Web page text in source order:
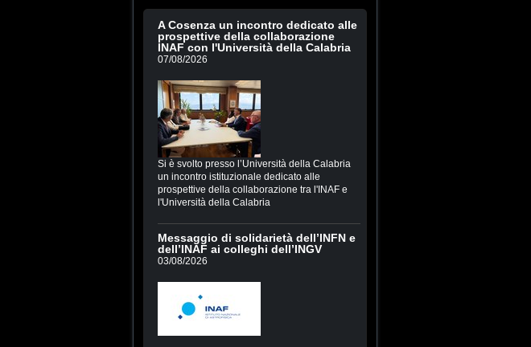
A Cosenza un incontro dedicato alle
prospettive della collaborazione
INAF con l'Università della Calabria
07/08/2026
Si è svolto presso l’Università della Calabria
un incontro istituzionale dedicato alle
prospettive della collaborazione tra l'INAF e
l'Università della Calabria
Messaggio di solidarietà dell’INFN e
dell’INAF ai colleghi dell’INGV
03/08/2026